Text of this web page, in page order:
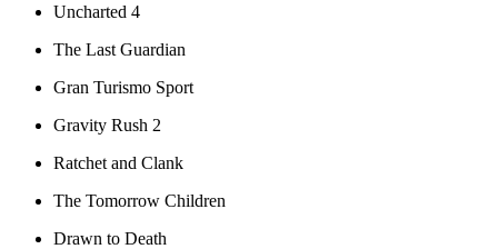
Uncharted 4
The Last Guardian
Gran Turismo Sport
Gravity Rush 2
Ratchet and Clank
The Tomorrow Children
Drawn to Death